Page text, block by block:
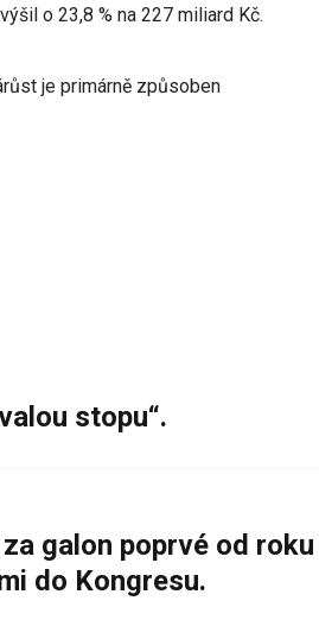
o 23,8 % na 227 miliard Kč.
je primárně způsoben
stopu“.
galon poprvé od
do Kongresu.